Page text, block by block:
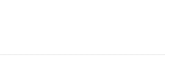
ケーキとカフェラテの相性は抜群でした
なっております。 まずメニュー
めとする種類の多さにびっくり！ ワン